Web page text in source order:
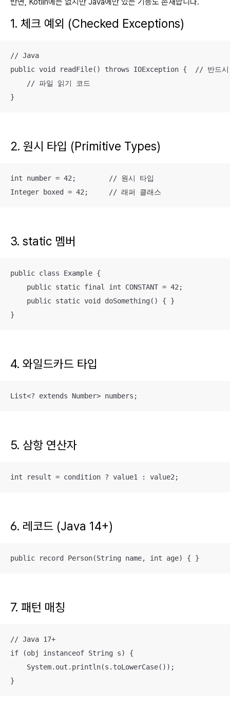
1. 체크 예외 (Checked Exceptions)
// Java
public void readFile() throws IOException {  // 반드시
    // 파일 읽기 코드
}
2. 원시 타입 (Primitive Types)
int number = 42;        // 원시 타입
Integer boxed = 42;     // 래퍼 클래스
3. static 멤버
public class Example {
    public static final int CONSTANT = 42;
    public static void doSomething() { }
}
4. 와일드카드 타입
List<? extends Number> numbers;
5. 삼항 연산자
int result = condition ? value1 : value2;
6. 레코드 (Java 14+)
public record Person(String name, int age) { }
7. 패턴 매칭
// Java 17+
if (obj instanceof String s) {
    System.out.println(s.toLowerCase());
}